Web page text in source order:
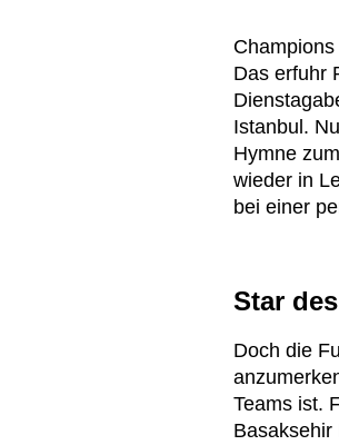
Das erfuhr
Istanbul.
Hymne
wieder in
bei einer
Star
Doch die
Teams ist.